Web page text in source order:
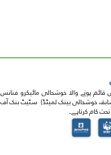
۲۰۰۰ میں قائم ہونے والا خوشحالی مائیکرو فنانس
خوشحالی بینک لمیٹڈ) سٹیٹ بنک آف
کام کرتاہے۔